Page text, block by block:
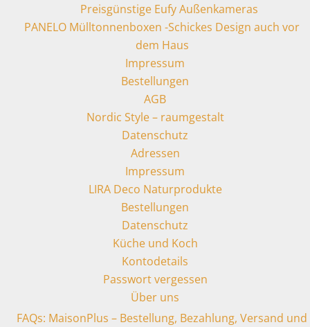
Preisgünstige Eufy Außenkameras
PANELO Mülltonnenboxen -Schickes Design auch vor
dem Haus
Impressum
Bestellungen
AGB
Nordic Style – raumgestalt
Datenschutz
Adressen
Impressum
LIRA Deco Naturprodukte
Bestellungen
Datenschutz
Küche und Koch
Kontodetails
Passwort vergessen
Über uns
FAQs: MaisonPlus – Bestellung, Bezahlung, Versand und